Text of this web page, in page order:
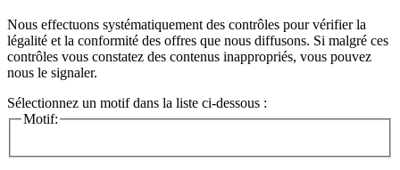
Nous effectuons systématiquement des contrôles pour vérifier la
légalité et la conformité des offres que nous diffusons. Si malgré ces
contrôles vous constatez des contenus inappropriés, vous pouvez
nous le signaler.
Sélectionnez un motif dans la liste ci-dessous :
Motif: